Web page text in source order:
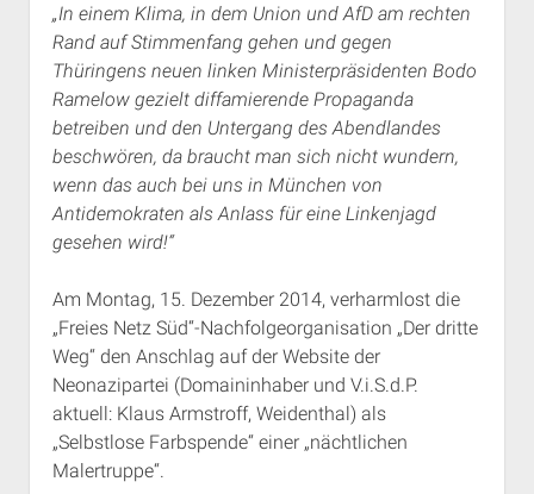
„In einem Klima, in dem Union und AfD am rechten
Rand auf Stimmenfang gehen und gegen
Thüringens neuen linken Ministerpräsidenten Bodo
Ramelow gezielt diffamierende Propaganda
betreiben und den Untergang des Abendlandes
beschwören, da braucht man sich nicht wundern,
wenn das auch bei uns in München von
Antidemokraten als Anlass für eine Linkenjagd
gesehen wird!“
Am Montag, 15. Dezember 2014, verharmlost die
„Freies Netz Süd“-Nachfolgeorganisation „Der dritte
Weg“ den Anschlag auf der Website der
Neonazipartei (Domaininhaber und V.i.S.d.P.
aktuell: Klaus Armstroff, Weidenthal) als
„Selbstlose Farbspende“ einer „nächtlichen
Malertruppe“.